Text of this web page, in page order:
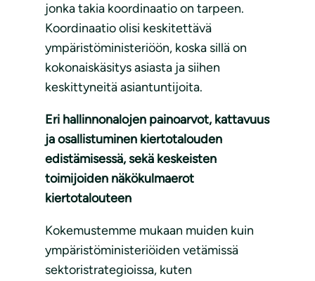
jonka takia koordinaatio on tarpeen.
Koordinaatio olisi keskitettävä
ympäristöministeriöön, koska sillä on
kokonaiskäsitys asiasta ja siihen
keskittyneitä asiantuntijoita.
Eri hallinnonalojen painoarvot, kattavuus
ja osallistuminen kiertotalouden
edistämisessä, sekä keskeisten
toimijoiden näkökulmaerot
kiertotalouteen
Kokemustemme mukaan muiden kuin
ympäristöministeriöiden vetämissä
sektoristrategioissa, kuten